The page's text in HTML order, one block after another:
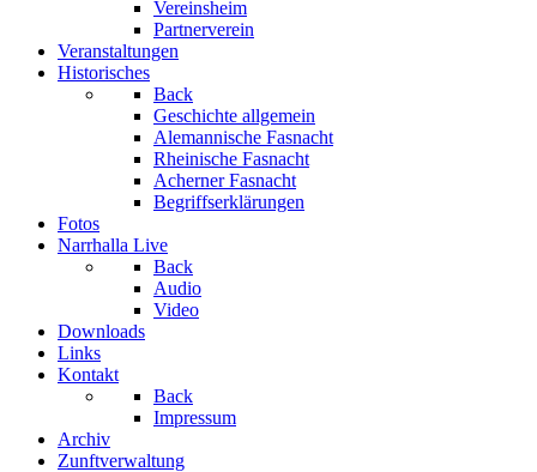
Vereinsheim
Partnerverein
Veranstaltungen
Historisches
Back
Geschichte allgemein
Alemannische Fasnacht
Rheinische Fasnacht
Acherner Fasnacht
Begriffserklärungen
Fotos
Narrhalla Live
Back
Audio
Video
Downloads
Links
Kontakt
Back
Impressum
Archiv
Zunftverwaltung